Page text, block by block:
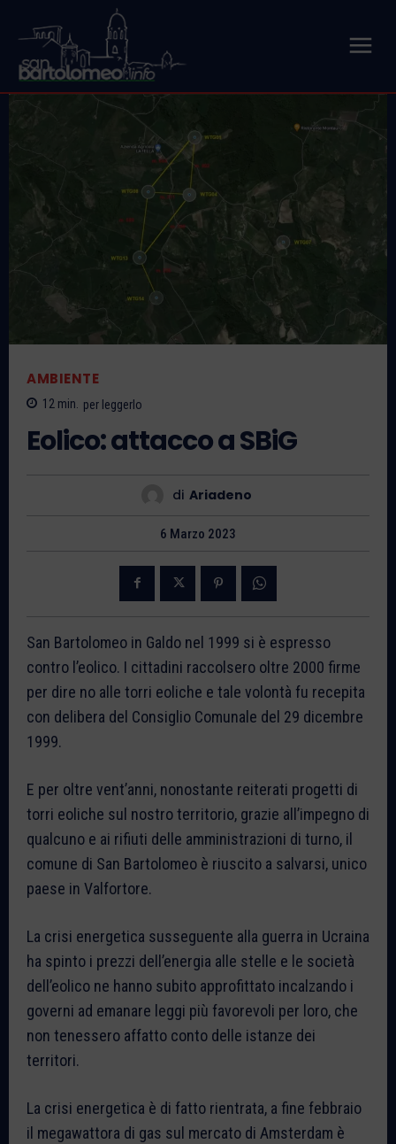
AMBIENTE
12 min. per leggerlo
Eolico: attacco a SBiG
di Ariadeno
6 Marzo 2023
San Bartolomeo in Galdo nel 1999 si è espresso
contro l’eolico. I cittadini raccolsero oltre 2000 firme
per dire no alle torri eoliche e tale volontà fu recepita
con delibera del Consiglio Comunale del 29 dicembre
1999.
E per oltre vent’anni, nonostante reiterati progetti di
torri eoliche sul nostro territorio, grazie all’impegno di
qualcuno e ai rifiuti delle amministrazioni di turno, il
comune di San Bartolomeo è riuscito a salvarsi, unico
paese in Valfortore.
La crisi energetica susseguente alla guerra in Ucraina
ha spinto i prezzi dell’energia alle stelle e le società
dell’eolico ne hanno subito approfittato incalzando i
governi ad emanare leggi più favorevoli per loro, che
non tenessero affatto conto delle istanze dei
territori.
La crisi energetica è di fatto rientrata, a fine febbraio
il megawattora di gas sul mercato di Amsterdam è